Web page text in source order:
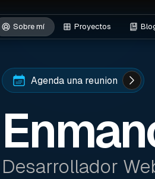
Sobre mí Proyectos
Agenda una reunion
Desarrollador